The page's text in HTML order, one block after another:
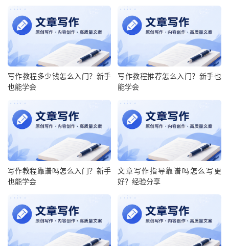
写作教程多少钱怎么入门？新手
也能学会
写作教程推荐怎么入门？新手也
能学会
写作教程靠谱吗怎么入门？新手
也能学会
文章写作指导靠谱吗怎么写更
好？经验分享